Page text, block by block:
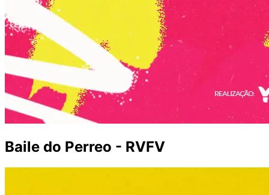
Baile do Perreo - RVFV